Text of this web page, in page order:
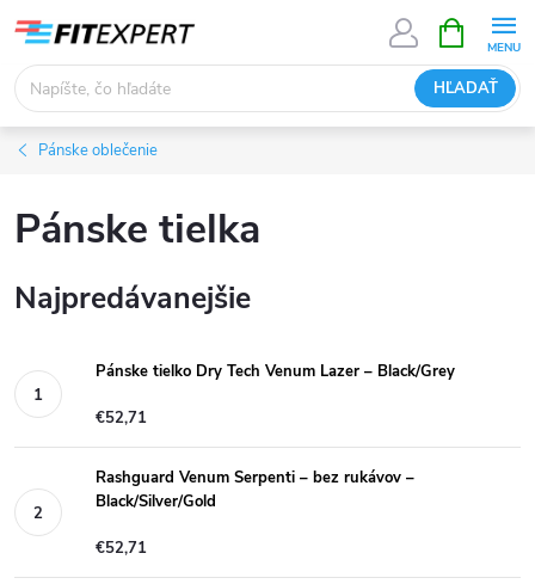
obsah
HĽADAŤ
KOŠÍK
Pánske oblečenie
Pánske tielka
Najpredávanejšie
Pánske tielko Dry Tech Venum Lazer – Black/Grey
€52,71
Rashguard Venum Serpenti – bez rukávov –
Black/Silver/Gold
€52,71